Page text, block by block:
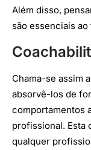
Além disso,
são essenciais
Chama-se assim
absorvê-los de
comportamentos
profissional. Esta
qualquer